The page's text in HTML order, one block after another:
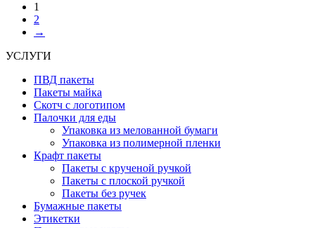
1
2
→
УСЛУГИ
ПВД пакеты
Пакеты майка
Скотч с логотипом
Палочки для еды
Упаковка из мелованной бумаги
Упаковка из полимерной пленки
Крафт пакеты
Пакеты с крученой ручкой
Пакеты с плоской ручкой
Пакеты без ручек
Бумажные пакеты
Этикетки